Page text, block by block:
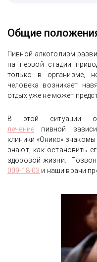
Общие
Пивной алкоголизм
на первой стадии
только в организме,
человека возникает
отдых уже не может
В этой ситуации
лечениепивной
клиники «Оникс»
знают, как остановить
здоровой жизни.
009-18-03 и наши врачи